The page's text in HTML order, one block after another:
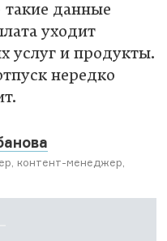
данные
уходит
услуг и продукты.
нередко
контент-менеджер,